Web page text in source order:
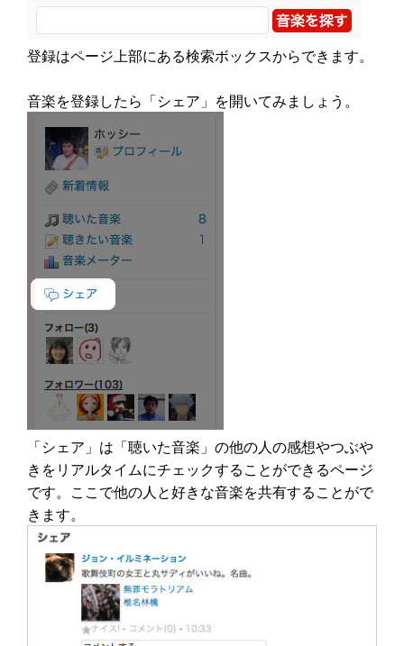
登録はページ上部にある検索ボックスからできます。
音楽を登録したら「シェア」を開いてみましょう。
「シェア」は「聴いた音楽」の他の人の感想やつぶや
きをリアルタイムにチェックすることができるページ
です。ここで他の人と好きな音楽を共有することがで
きます。